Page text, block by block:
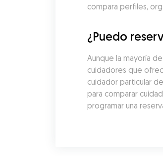
compara perfiles,
¿Puedo
Aunque la mayoría
cuidadores que
cuidador particular
para comparar
programar una